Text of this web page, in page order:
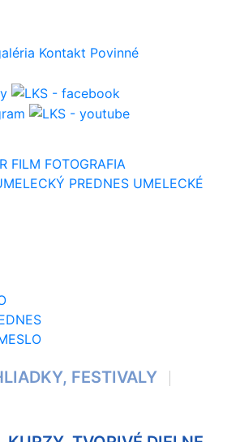
Kontakt Povinné
FILM FOTOGRAFIA
PREDNES UMELECKÉ
FESTIVALY